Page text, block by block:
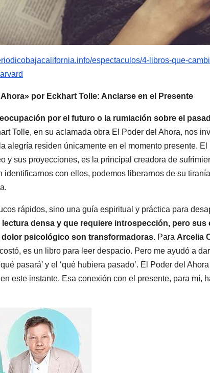
espectaculos/4-libros-que-
por Eckhart Tolle: Anclarse en el Presente
por el futuro o la rumiación sobre el
Tolle, en su aclamada obra El Poder del Ahora, nos
alegría residen únicamente en el momento presente.
y sus proyecciones, es la principal creadora de
identificarnos con ellos, podemos liberarnos de su
rápidos, sino una guía espiritual y práctica para
lectura densa y que requiere introspección, pero
dolor psicológico son transformadoras. Para Arcelia
es un libro para leer despacio. Pero me ayudó a
pasará’ y el ‘qué hubiera pasado’. El Poder del
este instante. Esa conexión con el presente, para mí,